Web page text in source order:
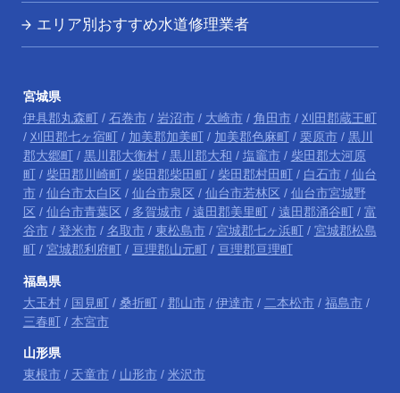
エリア別おすすめ水道修理業者
宮城県
伊具郡丸森町/ 石巻市/ 岩沼市/ 大崎市/ 角田市/ 刈田郡蔵王町
/ 刈田郡七ヶ宿町/ 加美郡加美町/ 加美郡色麻町/ 栗原市/ 黒川
郡大郷町/ 黒川郡大衡村/ 黒川郡大和 / 塩竈市/ 柴田郡大河原
町/ 柴田郡川崎町/ 柴田郡柴田町/ 柴田郡村田町/ 白石市/ 仙台
市/ 仙台市太白区 / 仙台市泉区 / 仙台市若林区 / 仙台市宮城野
区 / 仙台市青葉区 / 多賀城市/ 遠田郡美里町/ 遠田郡涌谷町/ 富
谷市/ 登米市/ 名取市/ 東松島市/ 宮城郡七ヶ浜町/ 宮城郡松島
町/ 宮城郡利府町/ 亘理郡山元町/ 亘理郡亘理町
福島県
大玉村/ 国見町/ 桑折町/ 郡山市/ 伊達市/ 二本松市/ 福島市/
三春町/ 本宮市
山形県
東根市/ 天童市/ 山形市/ 米沢市